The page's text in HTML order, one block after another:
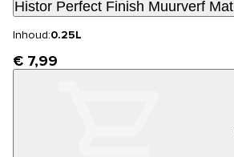
Histor Perfect Finish Muurverf
Inhoud:0.25L
€ 7,99